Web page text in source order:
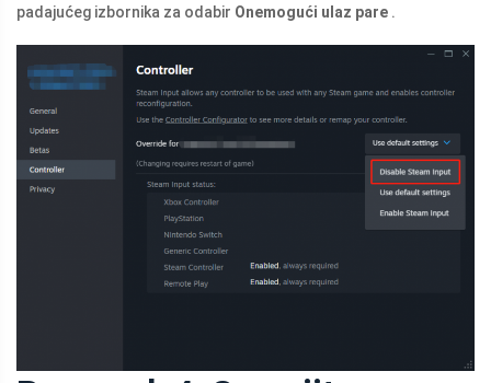
padajućeg izbornika za odabir Onemogući ulaz pare .